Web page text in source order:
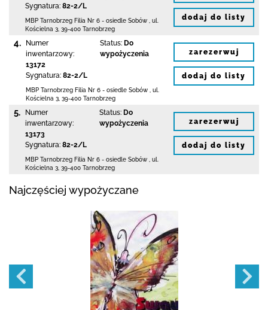
Sygnatura: 82-2/L
MBP Tarnobrzeg Filia Nr 6 - osiedle Sobów
ul.
Kościelna 3 39-400 Tarnobrzeg
dodaj do listy
4.
Numer
inwentarzowy:
13172
Sygnatura: 82-2/L
Status: Do
wypożyczenia
MBP Tarnobrzeg Filia Nr 6 - osiedle Sobów
ul.
Kościelna 3 39-400 Tarnobrzeg
zarezerwuj
dodaj do listy
5.
Numer
inwentarzowy:
13173
Sygnatura: 82-2/L
Status: Do
wypożyczenia
MBP Tarnobrzeg Filia Nr 6 - osiedle Sobów
ul.
Kościelna 3 39-400 Tarnobrzeg
zarezerwuj
dodaj do listy
Najczęściej wypożyczane